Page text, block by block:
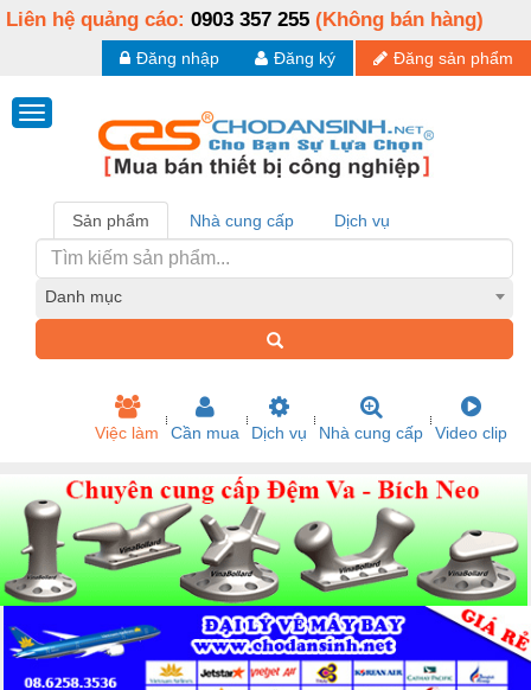
Liên hệ quảng cáo: 0903 357 255 (Không bán hàng)
Đăng sản phẩm
Đăng ký
Đăng nhập
Sản phẩm Nhà cung cấp Dịch vụ
Danh mục
Việc làm Cần mua Dịch vụ Nhà cung cấp Video clip